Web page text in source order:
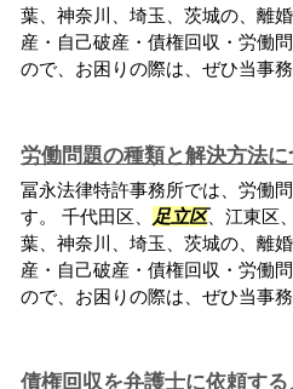
葉、神奈川、埼玉、茨城の、離
産・自己破産・債権回収・労働
ので、お困りの際は、ぜひ当事
労働問題の種類と解決方法に
冨永法律特許事務所では、労働
す。 千代田区、
足立区、江東区
葉、神奈川、埼玉、茨城の、離
産・自己破産・債権回収・労働
ので、お困りの際は、ぜひ当事
債権回収を弁護士に依頼する